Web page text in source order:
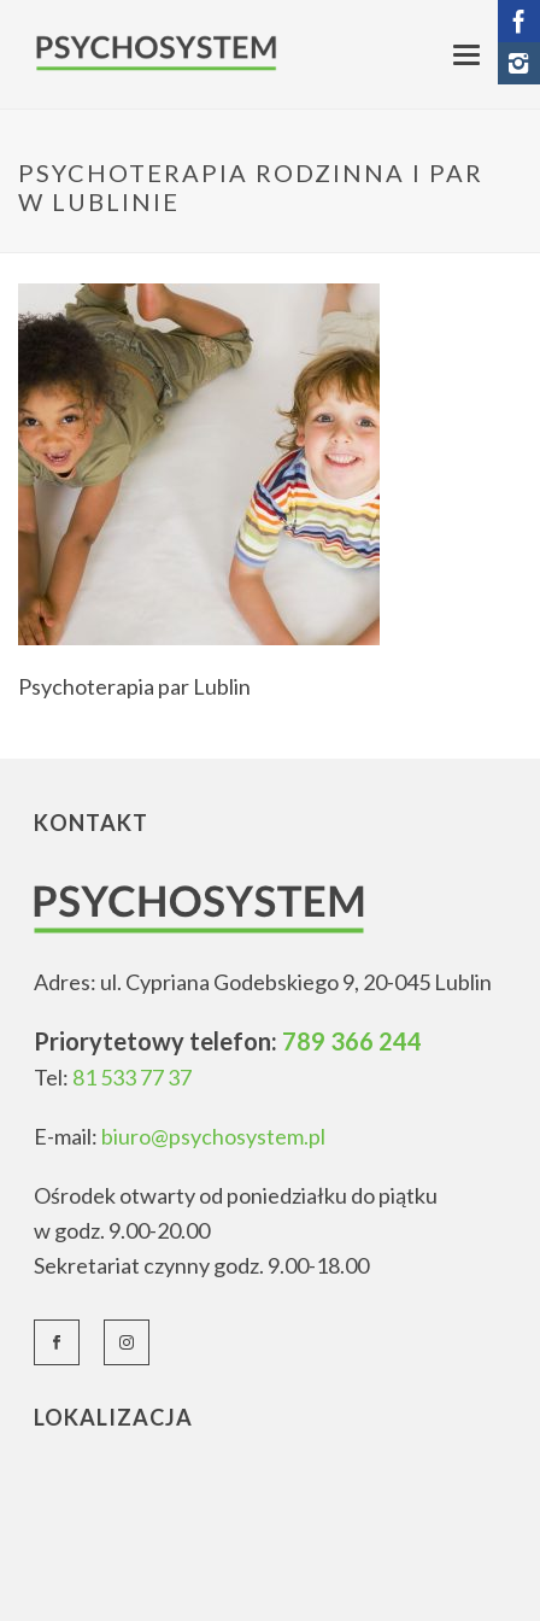
PSYCHOTERAPIA RODZINNA I PAR
W LUBLINIE
Psychoterapia par Lublin
KONTAKT
Adres: ul. Cypriana Godebskiego 9, 20-045 Lublin
Priorytetowy telefon: 789 366 244
Tel: 81 533 77 37
E-mail: biuro@psychosystem.pl
Ośrodek otwarty od poniedziałku do piątku
w godz. 9.00-20.00
Sekretariat czynny godz. 9.00-18.00
LOKALIZACJA